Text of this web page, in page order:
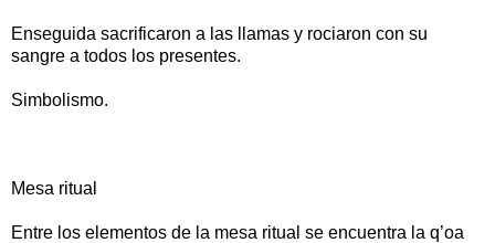
Enseguida sacrificaron a las llamas y rociaron con su
sangre a todos los presentes.
Simbolismo.
Mesa ritual
Entre los elementos de la mesa ritual se encuentra la q’oa